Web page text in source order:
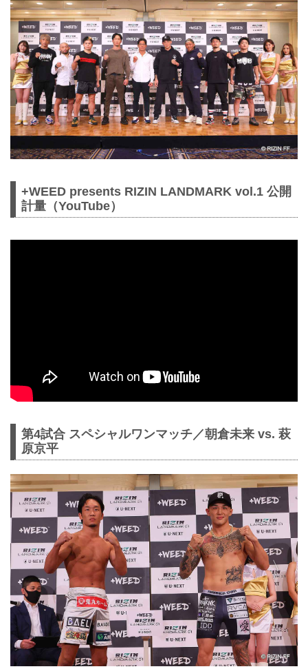
+WEED presents RIZIN LANDMARK vol.1 公開
計量（YouTube）
第4試合 スペシャルワンマッチ／朝倉未来 vs. 萩
原京平